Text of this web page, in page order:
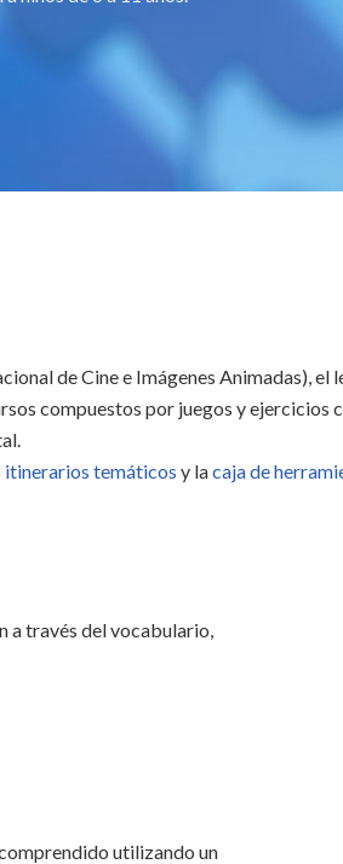
de Cine e Imágenes Animadas), el
compuestos por juegos y ejercicios
itinerarios temáticos y lacaja de
a través del vocabulario,
utilizando un